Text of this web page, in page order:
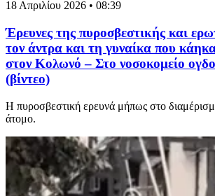
18 Απριλίου 2026 • 08:39
Έρευνες της πυροσβεστικής και
τον άντρα και τη γυναίκα που
στον Κολωνό – Στο νοσοκομείο
(βίντεο)
Η πυροσβεστική ερευνά μήπως στο
άτομο.